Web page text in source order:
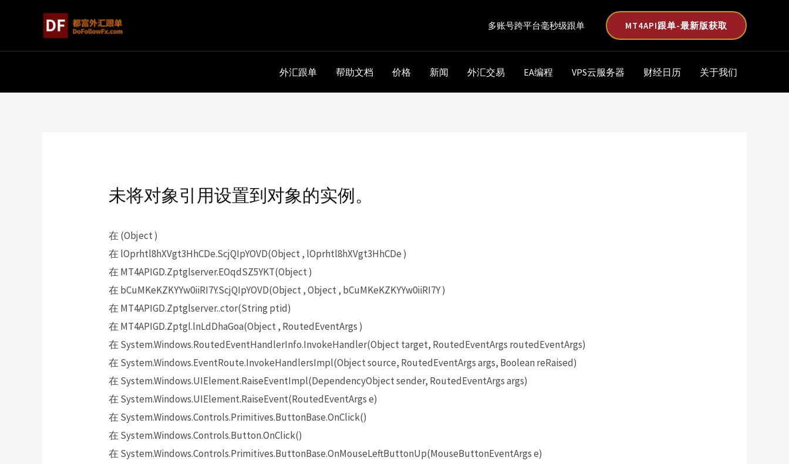
多账号跨平台毫秒级跟单 MT4API跟单-最新版获取
外汇跟单 帮助文档 价格 新闻 外汇交易 EA编程 VPS云服务器 财经日历 关于我们
未将对象引用设置到对象的实例。
在 (Object )
在 lOprhtl8hXVgt3HhCDe.ScjQIpYOVD(Object , lOprhtl8hXVgt3HhCDe )
在 MT4APIGD.Zptglserver.EOqdSZ5YKT(Object )
在 bCuMKeKZKYYw0iiRI7Y.ScjQIpYOVD(Object , Object , bCuMKeKZKYYw0iiRI7Y )
在 MT4APIGD.Zptglserver..ctor(String ptid)
在 MT4APIGD.Zptgl.lnLdDhaGoa(Object , RoutedEventArgs )
在 System.Windows.RoutedEventHandlerInfo.InvokeHandler(Object target, RoutedEventArgs routedEventArgs)
在 System.Windows.EventRoute.InvokeHandlersImpl(Object source, RoutedEventArgs args, Boolean reRaised)
在 System.Windows.UIElement.RaiseEventImpl(DependencyObject sender, RoutedEventArgs args)
在 System.Windows.UIElement.RaiseEvent(RoutedEventArgs e)
在 System.Windows.Controls.Primitives.ButtonBase.OnClick()
在 System.Windows.Controls.Button.OnClick()
在 System.Windows.Controls.Primitives.ButtonBase.OnMouseLeftButtonUp(MouseButtonEventArgs e)